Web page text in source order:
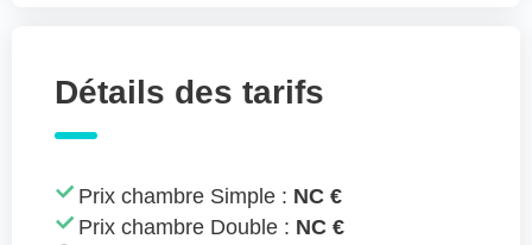
Détails des tarifs
Prix chambre Simple : NC €
Prix chambre Double : NC €